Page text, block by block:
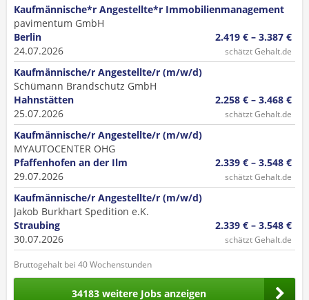
Kaufmännische*r Angestellte*r Immobilienmanagement
pavimentum GmbH
Berlin
24.07.2026
2.419 € – 3.387 €
schätzt Gehalt.de
Kaufmännische/r Angestellte/r (m/w/d)
Schümann Brandschutz GmbH
Hahnstätten
25.07.2026
2.258 € – 3.468 €
schätzt Gehalt.de
Kaufmännische/r Angestellte/r (m/w/d)
MYAUTOCENTER OHG
Pfaffenhofen an der Ilm
29.07.2026
2.339 € – 3.548 €
schätzt Gehalt.de
Kaufmännische/r Angestellte/r (m/w/d)
Jakob Burkhart Spedition e.K.
Straubing
30.07.2026
2.339 € – 3.548 €
schätzt Gehalt.de
Bruttogehalt bei 40 Wochenstunden
34183 weitere Jobs anzeigen